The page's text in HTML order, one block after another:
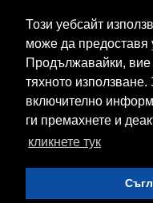
Този уебсайт
може да предоставя
Продължавайки, вие
тяхното
включително
ги премахнете и
кликнете тук
Свържете се с нас
Контакти
Нашите сервизи
Блог
© 2026 Fransizkup.bg
Изграждане и